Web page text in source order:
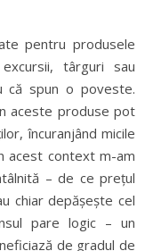
târguri sau
că spun o poveste.
aceste produse pot
încuranjând micile
acest context m-am
– de ce prețul
chiar depășește cel
pare logic – un
de gradul de